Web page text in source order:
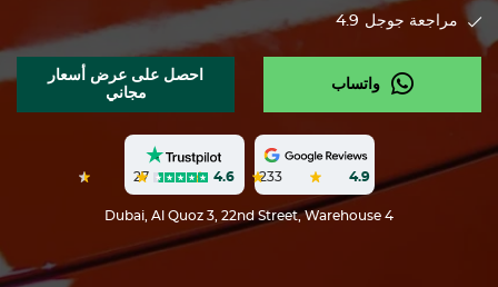
مراجعة جوجل 4.9
واتساب
احصل على عرض أسعار
مجاني
4.9
233
4.6
27
Dubai, Al Quoz 3, 22nd Street, Warehouse 4